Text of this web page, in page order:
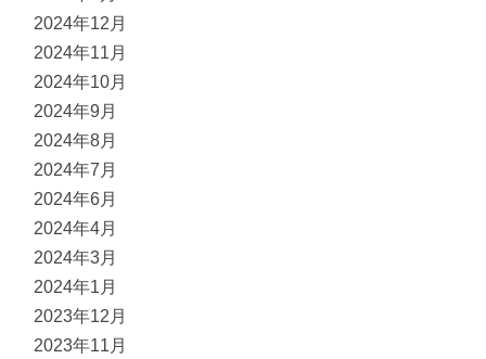
2024年12月
2024年11月
2024年10月
2024年9月
2024年8月
2024年7月
2024年6月
2024年4月
2024年3月
2024年1月
2023年12月
2023年11月